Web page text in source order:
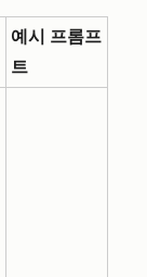
예시 프롬프
트